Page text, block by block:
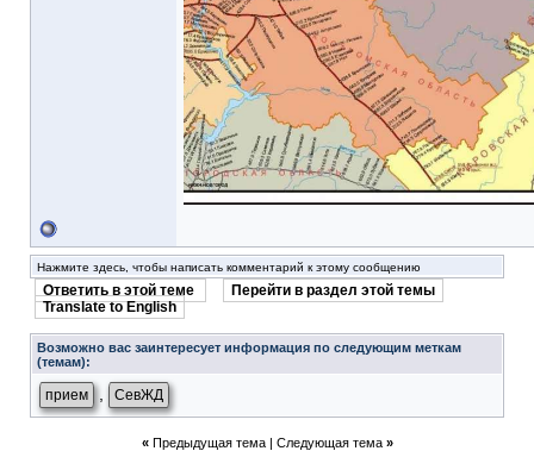
Нажмите здесь, чтобы написать комментарий к этому сообщению
Ответить в этой теме
Перейти в раздел этой темы
Translate to English
Возможно вас заинтересует информация по следующим меткам
(темам):
прием СевЖД
« Предыдущая тема| Следующая тема »